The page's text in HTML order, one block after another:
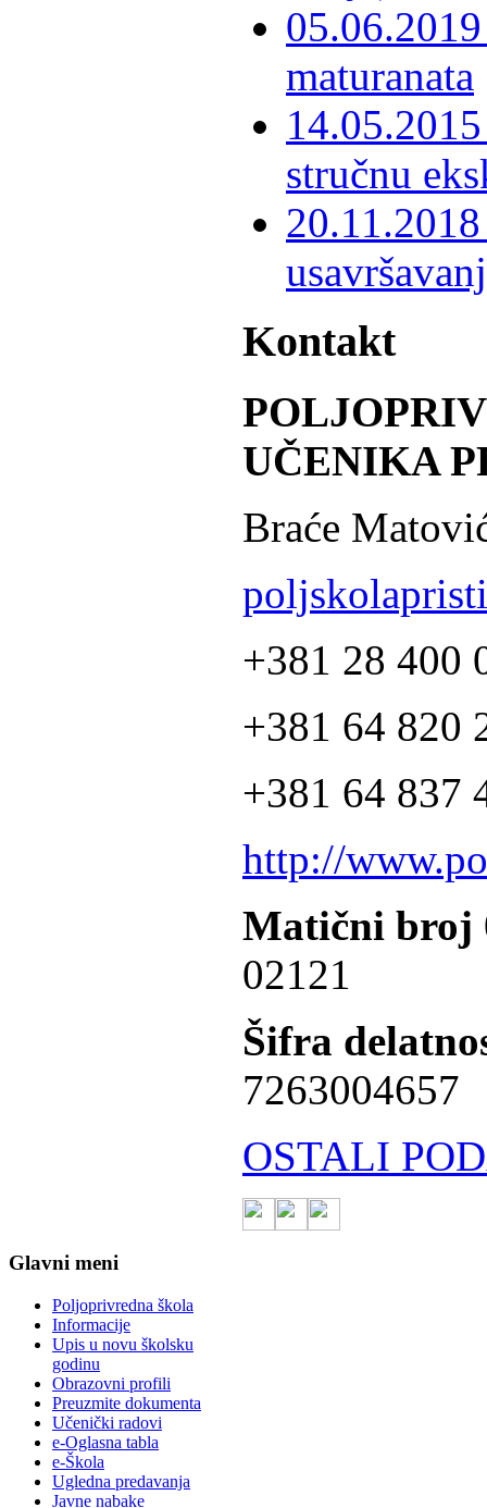
maturanata
stručnu
Kontakt
UČENIKA
Braće
+381 28 400
+381 64 820
+381 64 837
http://
Matični broj
02121
Šifra
7263004657
OSTALI
Glavni meni
Poljoprivredna škola
Informacije
Upis u novu školsku
godinu
Obrazovni profili
Preuzmite dokumenta
Učenički radovi
e-Oglasna tabla
e-Škola
Ugledna predavanja
Javne nabake